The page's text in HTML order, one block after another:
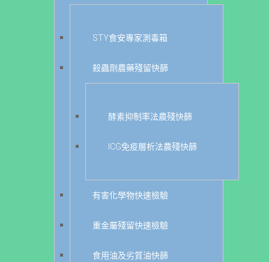
STY食安專家測毒箱
殺蟲劑農藥殘留快篩
酵素抑制率法農殘快篩
ICG免疫層析法農殘快篩
有害化學物快速檢驗
重金屬殘留快速檢驗
食用油及劣質油快篩